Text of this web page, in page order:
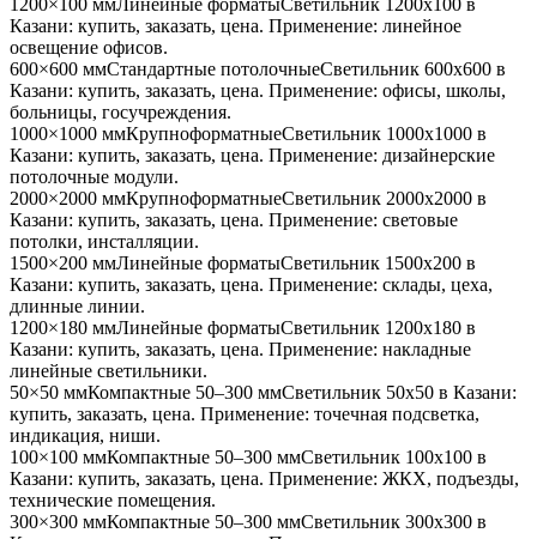
1200×100 ммЛинейные форматыСветильник 1200x100 в
Казани: купить, заказать, цена. Применение: линейное
освещение офисов.
600×600 ммСтандартные потолочныеСветильник 600x600 в
Казани: купить, заказать, цена. Применение: офисы, школы,
больницы, госучреждения.
1000×1000 ммКрупноформатныеСветильник 1000x1000 в
Казани: купить, заказать, цена. Применение: дизайнерские
потолочные модули.
2000×2000 ммКрупноформатныеСветильник 2000x2000 в
Казани: купить, заказать, цена. Применение: световые
потолки, инсталляции.
1500×200 ммЛинейные форматыСветильник 1500x200 в
Казани: купить, заказать, цена. Применение: склады, цеха,
длинные линии.
1200×180 ммЛинейные форматыСветильник 1200x180 в
Казани: купить, заказать, цена. Применение: накладные
линейные светильники.
50×50 ммКомпактные 50–300 ммСветильник 50x50 в Казани:
купить, заказать, цена. Применение: точечная подсветка,
индикация, ниши.
100×100 ммКомпактные 50–300 ммСветильник 100x100 в
Казани: купить, заказать, цена. Применение: ЖКХ, подъезды,
технические помещения.
300×300 ммКомпактные 50–300 ммСветильник 300x300 в